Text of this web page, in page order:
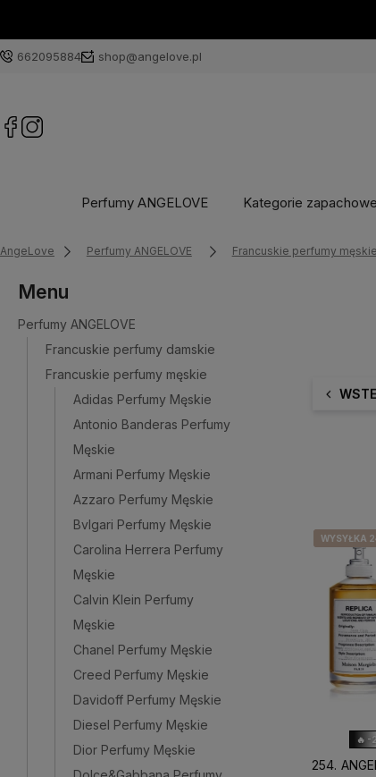
662095884 shop@angelove.pl
Perfumy ANGELOVE Kategorie zapachowe
AngeLove Perfumy ANGELOVE Francuskie perfumy męskie
Menu
Perfumy ANGELOVE
Francuskie perfumy damskie
Francuskie perfumy męskie
Adidas Perfumy Męskie
Antonio Banderas Perfumy
Męskie
Armani Perfumy Męskie
Azzaro Perfumy Męskie
Bvlgari Perfumy Męskie
Carolina Herrera Perfumy
Męskie
Calvin Klein Perfumy
Męskie
Chanel Perfumy Męskie
Creed Perfumy Męskie
Davidoff Perfumy Męskie
Diesel Perfumy Męskie
Dior Perfumy Męskie
🔥 -
WYSYŁKA
WYSYŁKA
WYSYŁKA
254.